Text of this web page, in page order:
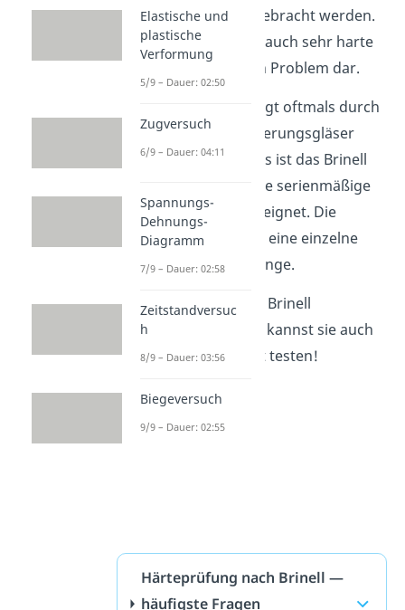
hohe Prüfkräfte aufgebracht werden.
Nur sehr dünne oder auch sehr harte
Werkstoffe stellen ein Problem dar.
erfolgt oftmals durch
Mikroskope, Vergrößerungsgläser
oder am PC. Allerdings ist das Brinell
Verfahren nicht für die serienmäßige
Werkstoffprüfung geeignet. Die
Vorbereitungszeit für eine einzelne
Probe ist hierfür zu lange.
Nun weißt du was die Brinell
Härteprüfung ist und kannst sie auch
gleich im Labor selbst testen!
Härteprüfung nach Brinell —
häufigste Fragen
Elastische und
plastische
Verformung
5/9 – Dauer: 02:50
Zugversuch
6/9 – Dauer: 04:11
Spannungs-
Dehnungs-
Diagramm
7/9 – Dauer: 02:58
Zeitstandversuc
h
8/9 – Dauer: 03:56
Biegeversuch
9/9 – Dauer: 02:55